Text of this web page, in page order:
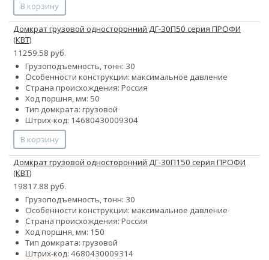
В корзину
Домкрат грузовой односторонний ДГ-30П50 серия ПРОФИ
(КВТ)
11259.58 руб.
Грузоподъемность, тонн: 30
Особенности конструкции: максимальное давление
Страна происхождения: Россия
Ход поршня, мм: 50
Тип домкрата: грузовой
Штрих-код: 14680430009304
В корзину
Домкрат грузовой односторонний ДГ-30П150 серия ПРОФИ
(КВТ)
19817.88 руб.
Грузоподъемность, тонн: 30
Особенности конструкции: максимальное давление
Страна происхождения: Россия
Ход поршня, мм: 150
Тип домкрата: грузовой
Штрих-код: 4680430009314